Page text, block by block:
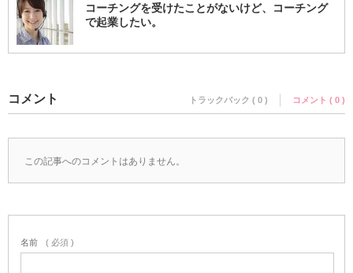
コーチングを受けたことがないけど、コーチング
で起業したい。
コメント トラックバック ( 0 ) コメント ( 0 )
この記事へのコメントはありません。
名前 ( 必須 )